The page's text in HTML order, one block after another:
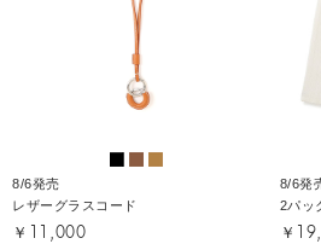
8/6発売
レザーグラスコード
￥11,000
8/6発
2パッ
￥